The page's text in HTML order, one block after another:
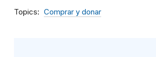
Topics Comprar y donar